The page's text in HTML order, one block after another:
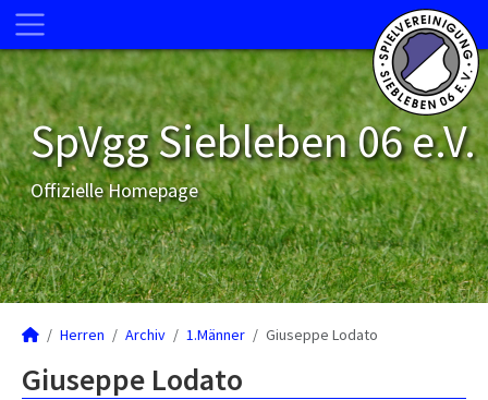
SpVgg Siebleben 06 e.V.
Offizielle Homepage
Herren Archiv 1.Männer Giuseppe Lodato
Giuseppe Lodato